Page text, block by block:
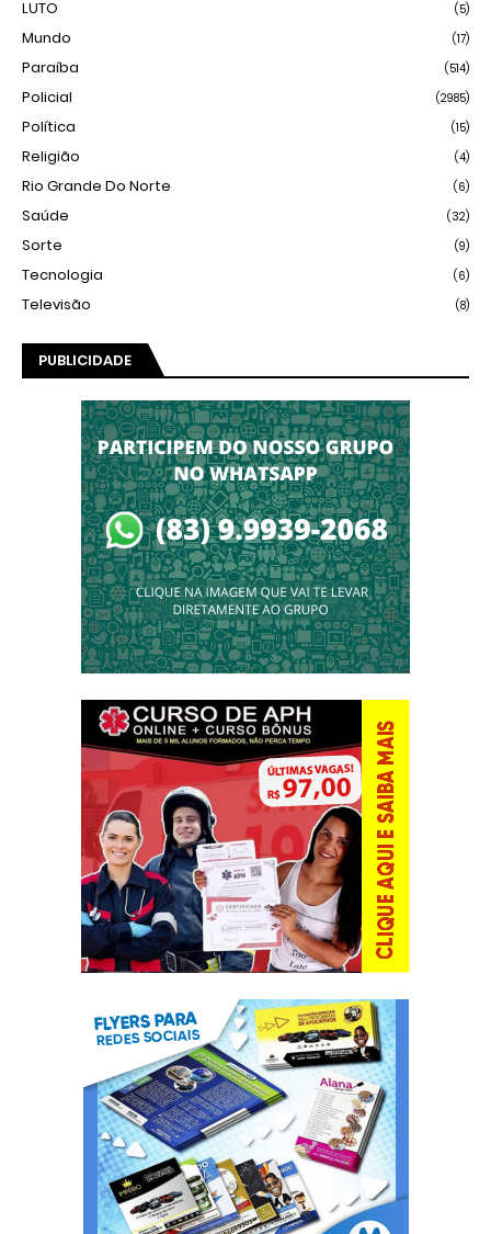
LUTO (5)
Mundo (17)
Paraíba (514)
Policial (2985)
Política (15)
Religião (4)
Rio Grande Do Norte (6)
Saúde (32)
Sorte (9)
Tecnologia (6)
Televisão (8)
PUBLICIDADE